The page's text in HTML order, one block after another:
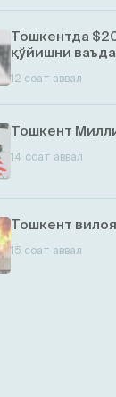
Тошкентда
қўйишни
12 соат аввал
Тошкент
14 соат аввал
Тошкент
15 соат аввал